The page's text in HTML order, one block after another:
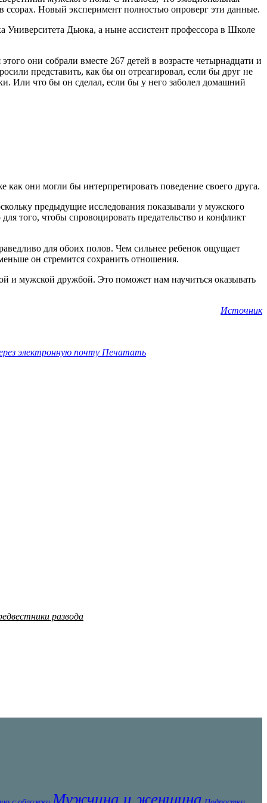
ссорах. Новый эксперимент полностью опроверг эти данные.
Дьюка, а ныне ассистент профессора в Школе
они собрали вместе 267 детей в возрасте четырнадцати и
представить, как бы он отреагировал, если бы друг не
Или что бы он сделал, если бы у него заболел домашний
как они могли бы интерпретировать поведение своего друга.
предыдущие исследования показывали у мужского
того, чтобы спровоцировать предательство и конфликт
для обоих полов. Чем сильнее ребенок ощущает
он стремится сохранить отношения.
и мужской дружбой. Это поможет нам научиться оказывать
Источник
электронную почту Печатать
развода
Мужчина и женщина